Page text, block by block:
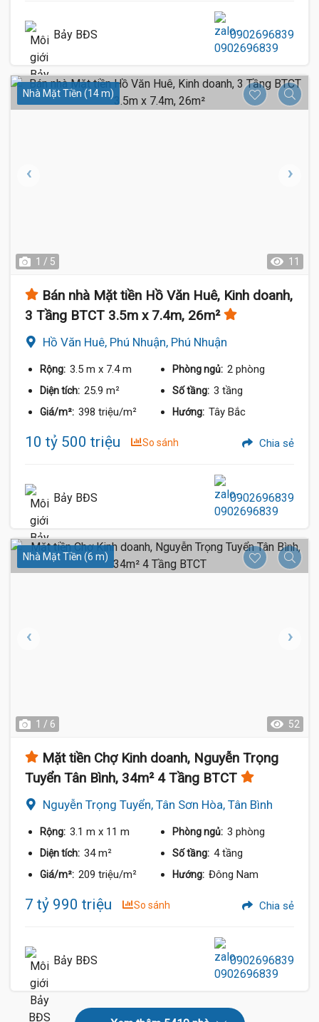
Bảy BĐS 0902696839
Nhà Mặt Tiền (14 m)
1 / 5 11
Bán nhà Mặt tiền Hồ Văn Huê, Kinh doanh,
3 Tầng BTCT 3.5m x 7.4m, 26m²
Hồ Văn Huê, Phú Nhuận, Phú Nhuận
Rộng: 3.5 m x 7.4 m Phòng ngủ: 2 phòng
Diện tích: 25.9 m² Số tầng: 3 tầng
Giá/m²: 398 triệu/m² Hướng: Tây Bắc
10 tỷ 500 triệu So sánh Chia sẻ
Bảy BĐS 0902696839
Nhà Mặt Tiền (6 m)
1 / 6 52
Mặt tiền Chợ Kinh doanh, Nguyễn Trọng
Tuyển Tân Bình, 34m² 4 Tầng BTCT
Nguyễn Trọng Tuyển, Tân Sơn Hòa, Tân Bình
Rộng: 3.1 m x 11 m Phòng ngủ: 3 phòng
Diện tích: 34 m² Số tầng: 4 tầng
Giá/m²: 209 triệu/m² Hướng: Đông Nam
7 tỷ 990 triệu So sánh Chia sẻ
Bảy BĐS 0902696839